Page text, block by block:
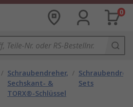
0
/ Schraubendreher,
Sechskant- &
TORX®-Schlüssel
/
Sets